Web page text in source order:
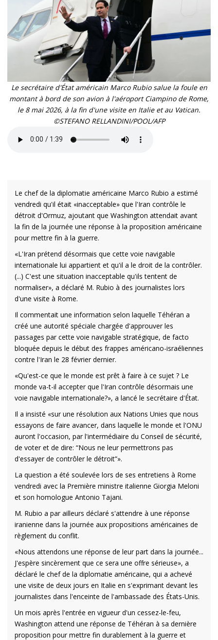
Le secrétaire d'État américain Marco Rubio salue la foule en
montant à bord de son avion à l'aéroport Ciampino de Rome,
le 8 mai 2026, à la fin d'une visite en Italie et au Vatican.
©STEFANO RELLANDINI/POOL/AFP
Le chef de la diplomatie américaine Marco Rubio a estimé
vendredi qu'il était «inacceptable» que l'Iran contrôle le
détroit d'Ormuz, ajoutant que Washington attendait avant
la fin de la journée une réponse à la proposition américaine
pour mettre fin à la guerre.
«L'Iran prétend désormais que cette voie navigable
internationale lui appartient et qu'il a le droit de la contrôler.
(...) C'est une situation inacceptable qu'ils tentent de
normaliser», a déclaré M. Rubio à des journalistes lors
d'une visite à Rome.
Il commentait une information selon laquelle Téhéran a
créé une autorité spéciale chargée d'approuver les
passages par cette voie navigable stratégique, de facto
bloquée depuis le début des frappes américano-israéliennes
contre l'Iran le 28 février dernier.
«Qu'est-ce que le monde est prêt à faire à ce sujet ? Le
monde va-t-il accepter que l'Iran contrôle désormais une
voie navigable internationale?», a lancé le secrétaire d'État.
Il a insisté «sur une résolution aux Nations Unies que nous
essayons de faire avancer, dans laquelle le monde et l'ONU
auront l'occasion, par l'intermédiaire du Conseil de sécurité,
de voter et de dire: “Nous ne leur permettrons pas
d'essayer de contrôler le détroit”».
La question a été soulevée lors de ses entretiens à Rome
vendredi avec la Première ministre italienne Giorgia Meloni
et son homologue Antonio Tajani.
M. Rubio a par ailleurs déclaré s'attendre à une réponse
iranienne dans la journée aux propositions américaines de
règlement du conflit.
«Nous attendons une réponse de leur part dans la journée...
J'espère sincèrement que ce sera une offre sérieuse», a
déclaré le chef de la diplomatie américaine, qui a achevé
une visite de deux jours en Italie en s'exprimant devant les
journalistes dans l'enceinte de l'ambassade des États-Unis.
Un mois après l'entrée en vigueur d'un cessez-le-feu,
Washington attend une réponse de Téhéran à sa dernière
proposition pour mettre fin durablement à la guerre et